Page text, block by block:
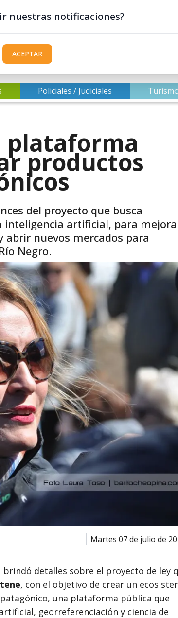
Policiales / Judiciales Turismo
plataforma
productos
del proyecto que busca
inteligencia artificial, para
abrir nuevos mercados para
Negro.
martes 07 de julio de
brindó detalles sobre el proyecto de ley
, con el objetivo de crear un
una plataforma pública que
georreferenciación y ciencia de
nuestras notificaciones?
ACEPTAR